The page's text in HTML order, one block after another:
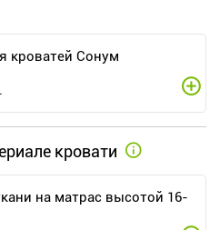
кроватей Сонум
кровати
на матрас высотой 16-